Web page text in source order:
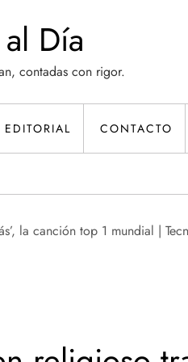
Día
contadas con rigor.
EDITORIAL CONTACTO